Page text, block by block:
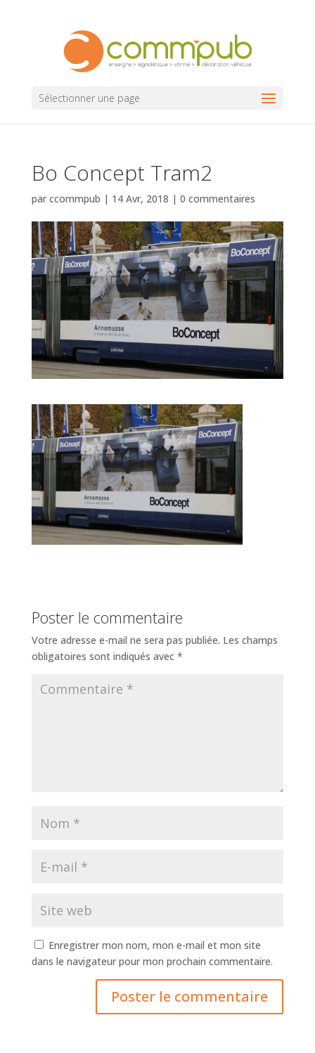
Sélectionner une page
Bo Concept Tram2
par ccommpub | 14 Avr, 2018 | 0 commentaires
Poster le commentaire
Votre adresse e-mail ne sera pas publiée. Les champs
obligatoires sont indiqués avec *
Enregistrer mon nom, mon e-mail et mon site
dans le navigateur pour mon prochain commentaire.